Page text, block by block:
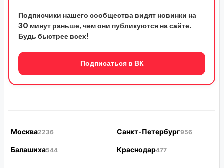
Подписчики нашего сообщества видят новинки на
30 минут раньше, чем они публикуются на сайте.
Будь быстрее всех!
Подписаться в ВК
Москва2236 Санкт-Петербург956
Балашиха544 Краснодар477